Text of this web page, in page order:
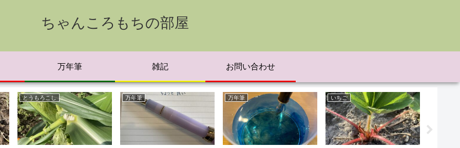
ちゃんころもちの部屋
万年筆 雑記 お問い合わせ
とうもろこし 万年筆 万年筆 いちご